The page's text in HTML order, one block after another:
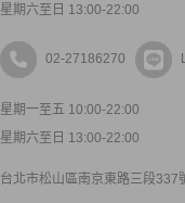
星期六至日 13:00-22:00
02-27186270
星期一至五 10:00-22:00
星期六至日 13:00-22:00
台北市松山區南京東路三段337